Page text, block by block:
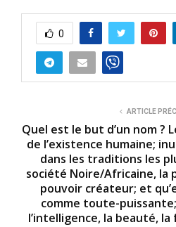
0
ARTICLE
Quel est le but d’un nom ?
de l’existence humaine;
dans les traditions les
société Noire/Africaine, la
pouvoir créateur; et
comme toute-
l’intelligence, la beauté,